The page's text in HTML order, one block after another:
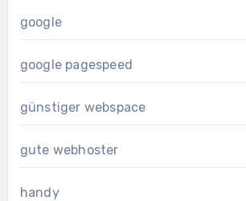
google
google pagespeed
günstiger webspace
gute webhoster
handy